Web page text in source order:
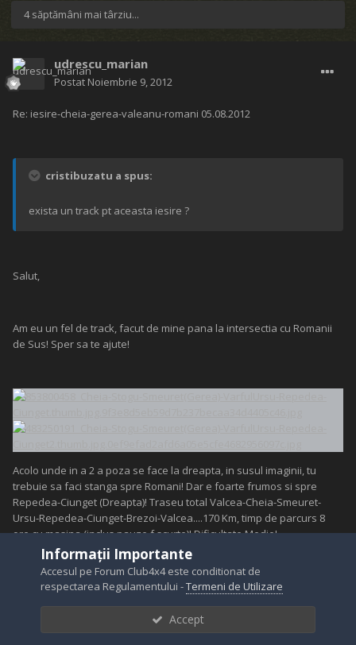
4 săptămâni mai târziu...
udrescu_marian
Postat Noiembrie 9, 2012
Re: iesire-cheia-gerea-valeanu-romani 05.08.2012
cristibuzatu a spus:
exista un track pt aceasta iesire ?
Salut,
Am eu un fel de track, facut de mine pana la intersectia cu Romanii
de Sus! Sper sa te ajute!
Acolo unde in a 2 a poza se face la dreapta, in susul imaginii, tu
trebuie sa faci stanga spre Romani! Dar e foarte frumos si spre
Repedea-Ciunget (Dreapta)! Traseu total Valcea-Cheia-Smeuret-
Ursu-Repedea-Ciunget-Brezoi-Valcea....170 Km, timp de parcurs 8
ore cu masina (inclus pauze f scurte)! Dificultate Medie!
Numai bine!
Informații Importante
Accesul pe Forum Club4x4 este conditionat de
respectarea Regulamentului -Termeni de Utilizare
Accept